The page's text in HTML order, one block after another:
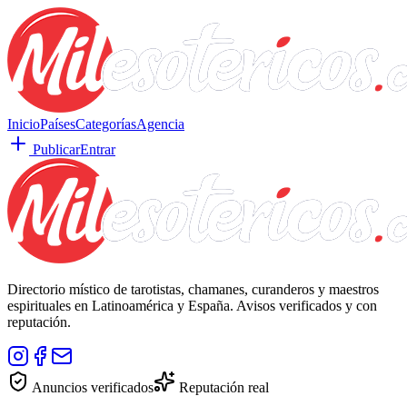
InicioPaísesCategoríasAgencia
PublicarEntrar
Directorio místico de tarotistas, chamanes, curanderos y maestros
espirituales en Latinoamérica y España. Avisos verificados y con
reputación.
Anuncios verificados Reputación real